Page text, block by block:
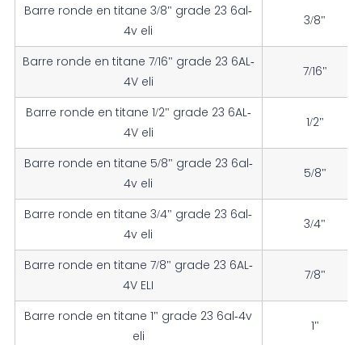
Barre ronde en titane 3/8" grade 23 6al-
4v eli
3/8"
Barre ronde en titane 7/16" grade 23 6AL-
4V eli
7/16"
Barre ronde en titane 1/2" grade 23 6AL-
4V eli
1/2"
Barre ronde en titane 5/8" grade 23 6al-
4v eli
5/8"
Barre ronde en titane 3/4" grade 23 6al-
4v eli
3/4"
Barre ronde en titane 7/8" grade 23 6AL-
4V ELI
7/8"
Barre ronde en titane 1" grade 23 6al-4v
eli
1"